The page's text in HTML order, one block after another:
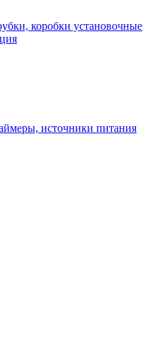
коробки установочные
источники питания